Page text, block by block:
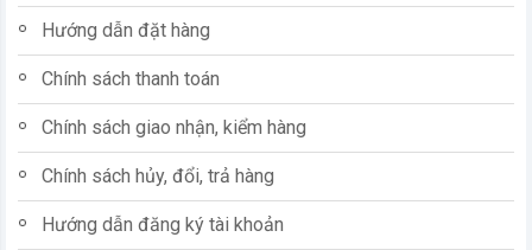
Hướng dẫn đặt hàng
Chính sách thanh toán
Chính sách giao nhận, kiểm hàng
Chính sách hủy, đổi, trả hàng
Hướng dẫn đăng ký tài khoản